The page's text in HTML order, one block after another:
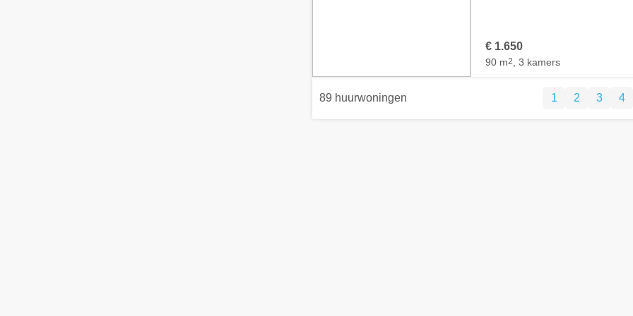
€ 1.650
90 m2 , 3 kamers
89 huurwoningen 1 2 3 4